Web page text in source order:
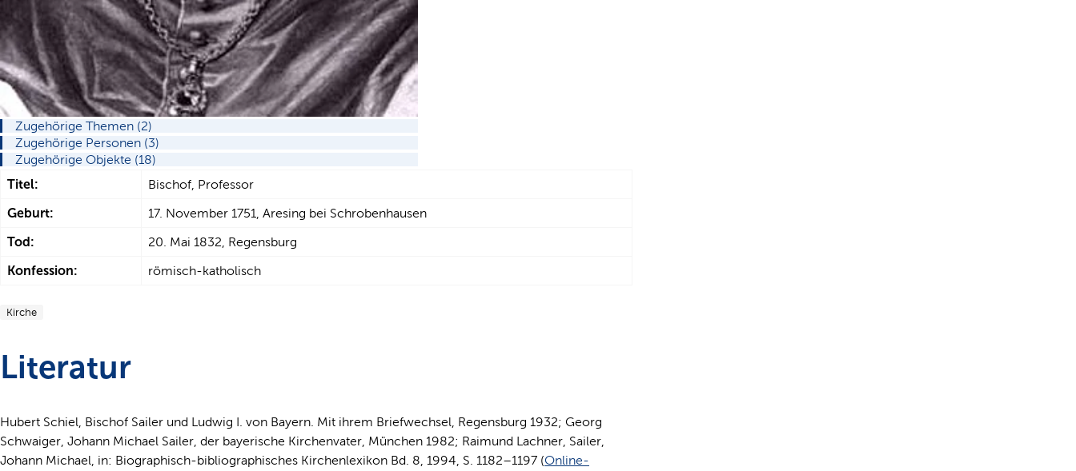
Zugehörige Themen (2)
Zugehörige Personen (3)
Zugehörige Objekte (18)
Titel: Bischof, Professor
Geburt: 17. November 1751, Aresing bei Schrobenhausen
Tod: 20. Mai 1832, Regensburg
Konfession: römisch-katholisch
Kirche
Literatur
Hubert Schiel, Bischof Sailer und Ludwig I. von Bayern. Mit ihrem Briefwechsel, Regensburg 1932; Georg
Schwaiger, Johann Michael Sailer, der bayerische Kirchenvater, München 1982; Raimund Lachner, Sailer,
Johann Michael, in: Biographisch-bibliographisches Kirchenlexikon Bd. 8, 1994, S. 1182–1197 (Online-